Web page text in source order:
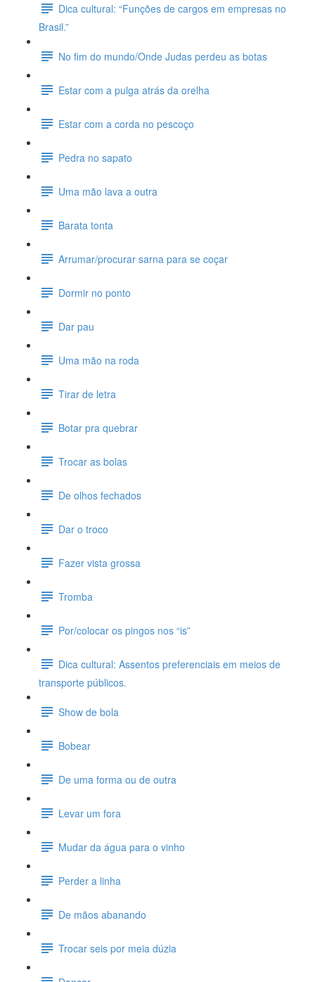
Dica cultural: “Funções de cargos em empresas no
Brasil.”
No fim do mundo/Onde Judas perdeu as botas
Estar com a pulga atrás da orelha
Estar com a corda no pescoço
Pedra no sapato
Uma mão lava a outra
Barata tonta
Arrumar/procurar sarna para se coçar
Dormir no ponto
Dar pau
Uma mão na roda
Tirar de letra
Botar pra quebrar
Trocar as bolas
De olhos fechados
Dar o troco
Fazer vista grossa
Tromba
Por/colocar os pingos nos “is”
Dica cultural: Assentos preferenciais em meios de
transporte públicos.
Show de bola
Bobear
De uma forma ou de outra
Levar um fora
Mudar da água para o vinho
Perder a linha
De mãos abanando
Trocar seis por meia dúzia